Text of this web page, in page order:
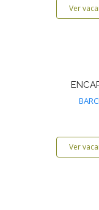
Ver
Ver